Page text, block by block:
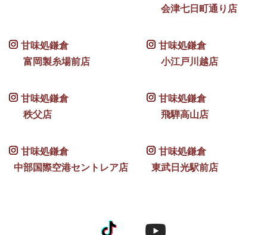
会津七日町通り店
甘味処鎌倉
富岡製糸場前店
甘味処鎌倉
小江戸川越店
甘味処鎌倉
秩父店
甘味処鎌倉
飛騨高山店
甘味処鎌倉
中部国際空港セントレア店
甘味処鎌倉
東武日光駅前店